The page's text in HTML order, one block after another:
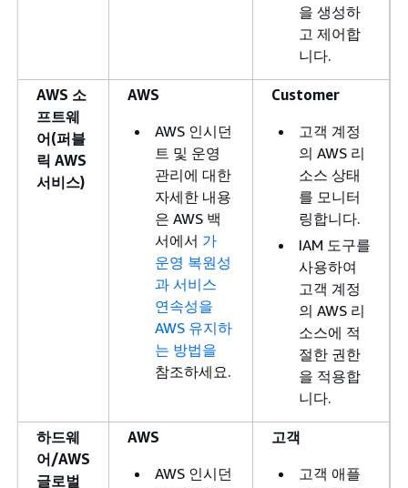
을 생성하
고 제어합
니다.
AWS 소
프트웨
어(퍼블
릭 AWS
서비스)
AWS
AWS 인시던
트 및 운영
관리에 대한
자세한 내용
은 AWS 백
서에서 가
운영 복원성
과 서비스
연속성을
AWS 유지하
는 방법을
참조하세요.
Customer
고객 계정
의 AWS 리
소스 상태
를 모니터
링합니다.
IAM 도구를
사용하여
고객 계정
의 AWS 리
소스에 적
절한 권한
을 적용합
니다.
하드웨
어/AWS
글로벌
AWS
AWS 인시던
고객
고객 애플